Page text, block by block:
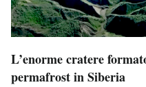
L’enorme cratere
permafrost in Siberia